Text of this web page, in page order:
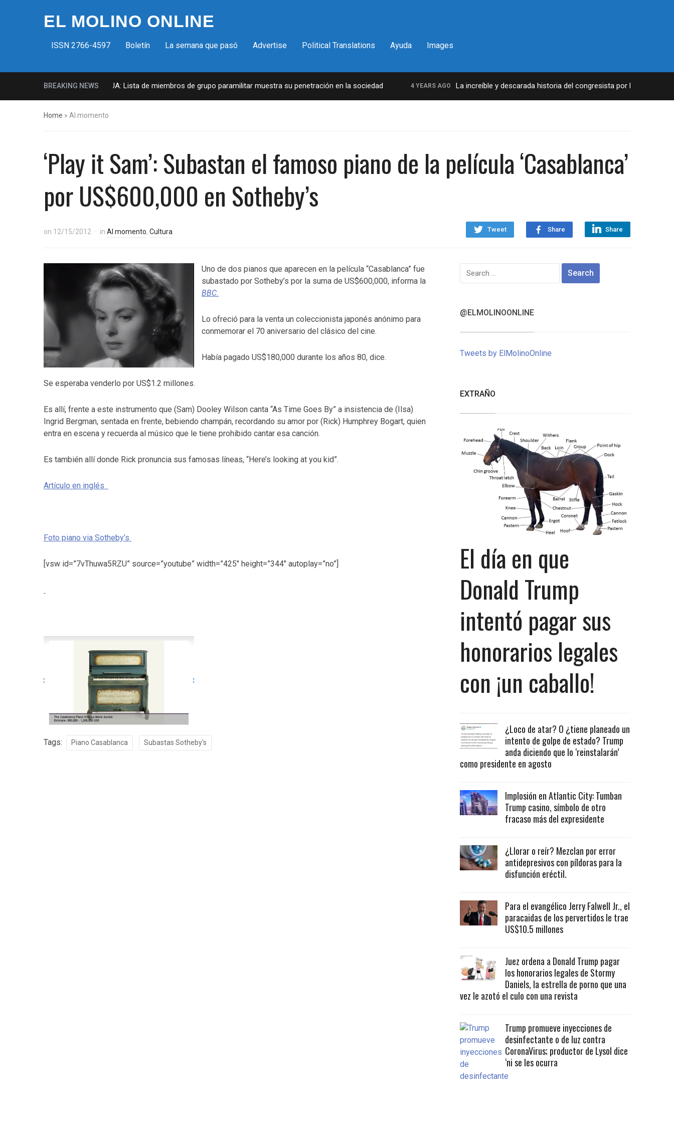
EL MOLINO ONLINE
ISSN 2766-4597 Boletín La semana que pasó Advertise Political Translations Ayuda Images
BREAKING NEWS
Milicias fascistas en EUA: Lista de miembros de grupo paramilitar muestra su penetración en la sociedad 4 YEARS AGO La increíble y descarada historia del congresista por NY George
Home » Al momento
‘Play it Sam’: Subastan el famoso piano de la película ‘Casablanca’
por US$600,000 en Sotheby’s
Tweet Share Share
on 12/15/2012 in Al momento, Cultura
Uno de dos pianos que aparecen en la película “Casablanca” fue
subastado por Sotheby’s por la suma de US$600,000, informa la
BBC.
Lo ofreció para la venta un coleccionista japonés anónimo para
conmemorar el 70 aniversario del clásico del cine.
Había pagado US$180,000 durante los años 80, dice.
Se esperaba venderlo por US$1.2 millones.
Es allí, frente a este instrumento que (Sam) Dooley Wilson canta “As Time Goes By” a insistencia de (Ilsa)
Ingrid Bergman, sentada en frente, bebiendo champán, recordando su amor por (Rick) Humphrey Bogart, quien
entra en escena y recuerda al músico que le tiene prohibido cantar esa canción.
Es también allí donde Rick pronuncia sus famosas líneas, “Here’s looking at you kid”.
Artículo en inglés
Foto piano via Sotheby’s
[vsw id=”7vThuwa5RZU” source=”youtube” width=”425″ height=”344″ autoplay=”no”]
Tags: Piano Casablanca Subastas Sotheby's
Search
for:
@ELMOLINOONLINE
Tweets by ElMolinoOnline
EXTRAÑO
El día en que
Donald Trump
intentó pagar sus
honorarios legales
con ¡un caballo!
¿Loco de atar? O ¿tiene planeado un
intento de golpe de estado? Trump
anda diciendo que lo ‘reinstalarán’
como presidente en agosto
Implosión en Atlantic City: Tumban
Trump casino, símbolo de otro
fracaso más del expresidente
¿Llorar o reír? Mezclan por error
antidepresivos con píldoras para la
disfunción eréctil.
Para el evangélico Jerry Falwell Jr., el
paracaidas de los pervertidos le trae
US$10.5 millones
Juez ordena a Donald Trump pagar
los honorarios legales de Stormy
Daniels, la estrella de porno que una
vez le azotó el culo con una revista
Trump promueve inyecciones de
desinfectante o de luz contra
CoronaVirus; productor de Lysol dice
‘ni se les ocurra